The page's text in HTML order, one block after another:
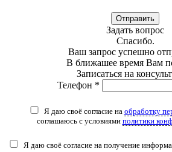
Отправить
Задать вопрос
Спасибо.
Ваш запрос успешно
В ближашее время Вам
Записаться на
Телефон *
Я даю своё согласие на обработку
соглашаюсь с условиями политики
Я даю своё согласие на получение